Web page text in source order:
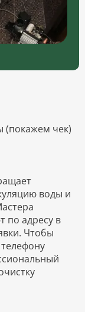
(покажем чек)
воды и
по адресу в
Чтобы